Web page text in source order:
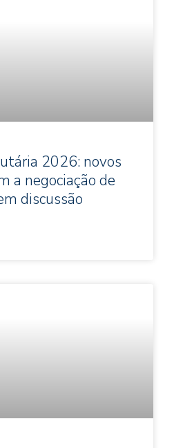
2026: novos
a negociação de
discussão